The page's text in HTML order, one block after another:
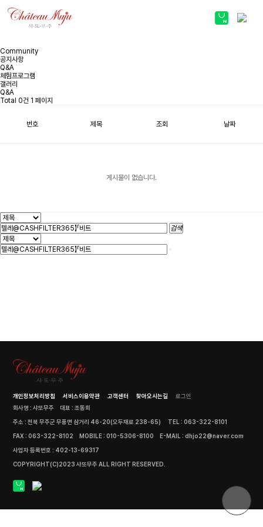
ABOUT
PRODUCT
스토어 바로가기
Community
공지사항
Q&A
체험프로그램
갤러리
Q&A
Total 0건 1 페이지
번호 제목 조회 날짜
게시물이 없습니다.
검색
개인정보처리방침 서비스이용약관 고객센터 찾아오시는길
로그인
회사명 : 샤또무주
대표 : 조동희
주소 : 전북 무주군 무풍면 삼거리 46-20(오두재로 238-65)
TEL : 063-322-8101
FAX : 063-322-8102
MOBILE : 010-5306-8100
E-MAIL : dhjo22@naver.com
사업자 등록번호 : 402-13-69317
COPYRIGHT(C)2023 샤또무주 ALL RIGHT RESERVED.